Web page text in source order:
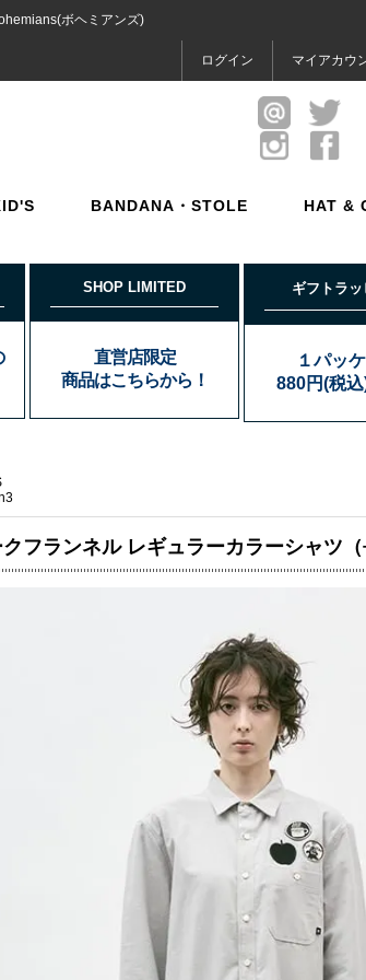
ボヘミアンズ)
ログイン マイアカウ
BANDANA・STOLE HAT &
SHOP LIMITED
直営店限定
商品はこちらから！
ギフトラ
１パッ
880円(税
フランネル レギュラーカラーシャツ